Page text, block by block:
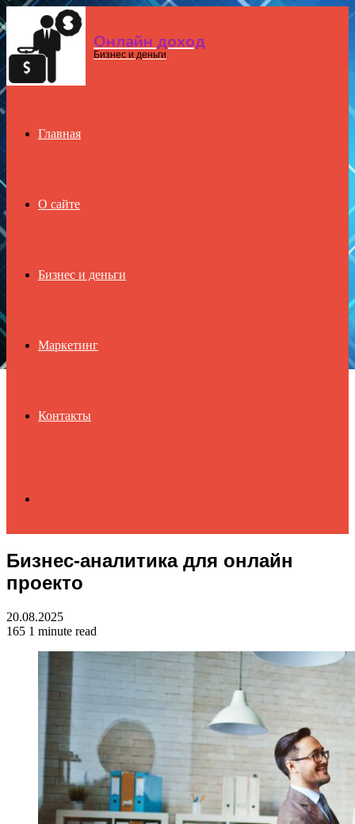
Онлайн доход
Бизнес и деньги
Главная
О сайте
Бизнес и деньги
Маркетинг
Контакты
for
Бизнес-аналитика для онлайн
проекто
20.08.2025
165 1 minute read